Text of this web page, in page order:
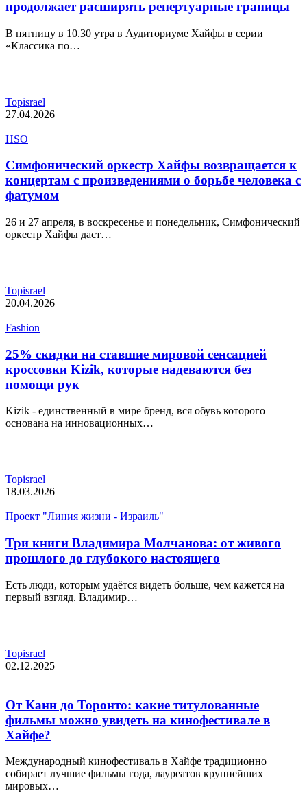
продолжает расширять репертуарные границы
В пятницу в 10.30 утра в Аудиториуме Хайфы в серии
«Классика по…
Topisrael
27.04.2026
HSO
Симфонический оркестр Хайфы возвращается к
концертам с произведениями о борьбе человека с
фатумом
26 и 27 апреля, в воскресенье и понедельник, Симфонический
оркестр Хайфы даст…
Topisrael
20.04.2026
Fashion
25% скидки на ставшие мировой сенсацией
кроссовки Kizik, которые надеваются без
помощи рук
Kizik - единственный в мире бренд, вся обувь которого
основана на инновационных…
Topisrael
18.03.2026
Проект "Линия жизни - Израиль"
Три книги Владимира Молчанова: от живого
прошлого до глубокого настоящего
Есть люди, которым удаётся видеть больше, чем кажется на
первый взгляд. Владимир…
Topisrael
02.12.2025
От Канн до Торонто: какие титулованные
фильмы можно увидеть на кинофестивале в
Хайфе?
Международный кинофестиваль в Хайфе традиционно
собирает лучшие фильмы года, лауреатов крупнейших
мировых…